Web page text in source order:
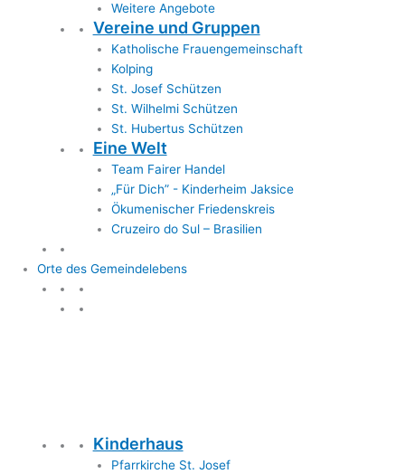
Weitere Angebote
Vereine und Gruppen
Katholische Frauengemeinschaft
Kolping
St. Josef Schützen
St. Wilhelmi Schützen
St. Hubertus Schützen
Eine Welt
Team Fairer Handel
„Für Dich” - Kinderheim Jaksice
Ökumenischer Friedenskreis
Cruzeiro do Sul – Brasilien
Orte des Gemeindelebens
Kinderhaus
Pfarrkirche St. Josef